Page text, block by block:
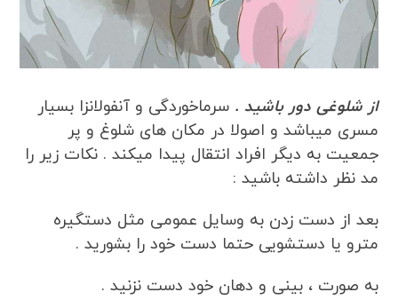
از شلوغی دور باشید . سرماخوردگی و آنفولانزا بسیار
مسری میباشد و اصولا در مکان های شلوغ و پر
جمعیت به دیگر افراد انتقال پیدا میکند . نکات زیر را
مد نظر داشته باشید :
بعد از دست زدن به وسایل عمومی مثل دستگیره
مترو یا دستشویی حتما دست خود را بشورید .
به صورت ، بینی و دهان خود دست نزنید .